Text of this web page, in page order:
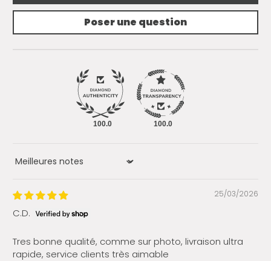
Poser une question
100.0 100.0
Sort by
25/03/2026
C.D.
Tres bonne qualité, comme sur photo, livraison ultra
rapide, service clients très aimable